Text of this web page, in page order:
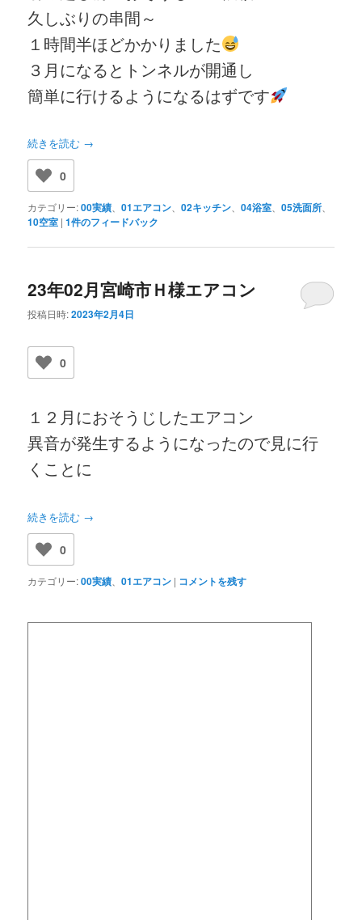
久しぶりの串間～
１時間半ほどかかりました
３月になるとトンネルが開通し
簡単に行けるようになるはずです
続きを読む →
0
カテゴリー:00実績、01エアコン、02キッチン、04浴室、05洗面所、
10空室 |1件のフィードバック
23年02月宮崎市Ｈ様エアコン
投稿日時:2023年2月4日
0
１２月におそうじしたエアコン
異音が発生するようになったので見に行
くことに
続きを読む →
0
カテゴリー:00実績 、01エアコン | コメントを残す